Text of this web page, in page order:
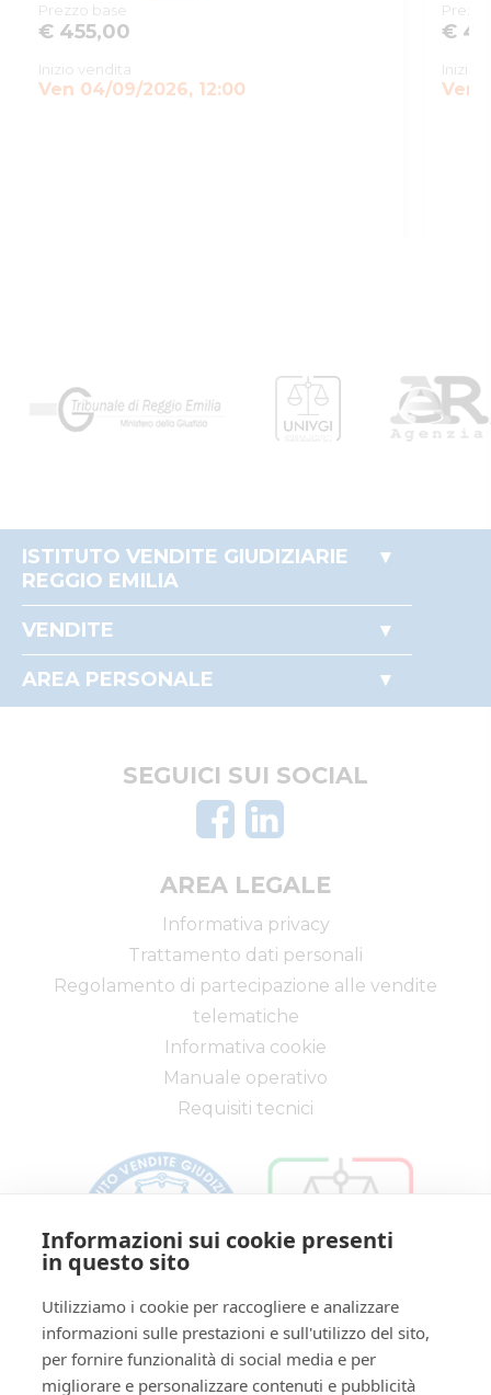
Prezzo base
€ 455,00
Inizio vendita
Ven 04/09/2026, 12:00
€
Inizio
Ven
ISTITUTO VENDITE GIUDIZIARIE
REGGIO EMILIA
Come partecipare alle aste
Perché comprare all'asta
VENDITE
Beni mobili
AREA PERSONALE
Il mio profilo
Via Saragat, 19 - Reggio Emilia 42124 - RE
Tel:0522/513174| Fax:0522/271150
SEGUICI SUI SOCIAL
AREA LEGALE
Informativa privacy
Trattamento dati personali
Regolamento di partecipazione alle vendite
telematiche
Informativa cookie
Manuale operativo
Requisiti tecnici
Informazioni sui cookie presenti
in questo sito
Utilizziamo i cookie per raccogliere e analizzare
informazioni sulle prestazioni e sull'utilizzo del sito,
per fornire funzionalità di social media e per
migliorare e personalizzare contenuti e pubblicità